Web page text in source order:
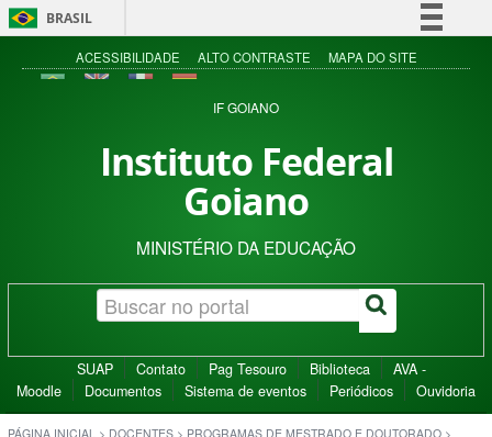
BRASIL
Simplifique!
Acesso à informação
ACESSIBILIDADE ALTO CONTRASTE MAPA DO SITE
IF GOIANO
Instituto Federal
Goiano
MINISTÉRIO DA EDUCAÇÃO
SUAP Contato Pag Tesouro Biblioteca
AVA -
Moodle
Documentos Sistema de eventos Periódicos Ouvidoria
PÁGINA INICIAL > DOCENTES > PROGRAMAS DE MESTRADO E DOUTORADO >